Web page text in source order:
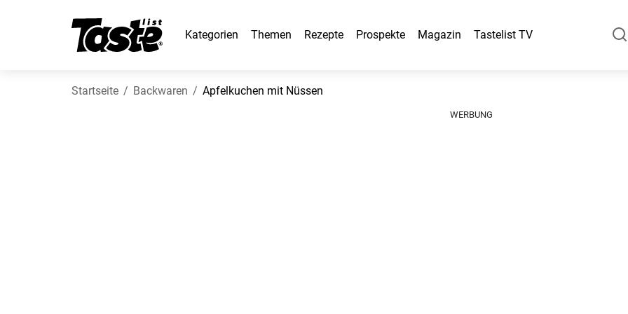
Kategorien Themen Rezepte Prospekte Magazin Tastelist TV
Startseite Backwaren Apfelkuchen mit Nüssen
WERBUNG